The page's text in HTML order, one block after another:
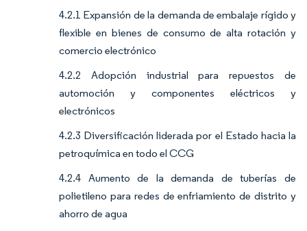
4.2.1 Expansión de la demanda de embalaje rígido y
flexible en bienes de consumo de alta rotación y
comercio electrónico
4.2.2 Adopción industrial para repuestos de
automoción y componentes eléctricos y
electrónicos
4.2.3 Diversificación liderada por el Estado hacia la
petroquímica en todo el CCG
4.2.4 Aumento de la demanda de tuberías de
polietileno para redes de enfriamiento de distrito y
ahorro de agua